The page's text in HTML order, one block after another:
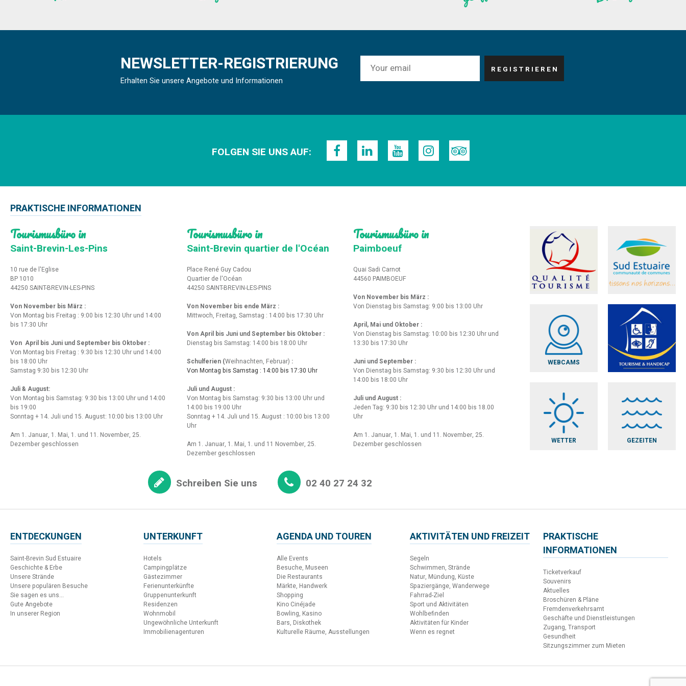
NEWSLETTER-REGISTRIERUNG
Erhalten Sie unsere Angebote und Informationen
FOLGEN SIE UNS AUF:
PRAKTISCHE INFORMATIONEN
Tourismusbüro in
Saint-Brevin-Les-Pins
10 rue de l'Eglise
BP 1010
44250 SAINT-BREVIN-LES-PINS
Von November bis März :
Von Montag bis Freitag : 9:00 bis 12:30 Uhr und 14:00
bis 17:30 Uhr
Von April bis Juni und September bis Oktober :
Von Montag bis Freitag : 9:30 bis 12:30 Uhr und 14:00
bis 18:00 Uhr
Samstag 9:30 bis 12:30 Uhr
Juli & August:
Von Montag bis Samstag: 9:30 bis 13:00 Uhr und 14:00
bis 19:00
Sonntag + 14. Juli und 15. August: 10:00 bis 13:00 Uhr
Am 1. Januar, 1. Mai, 1. und 11. November, 25.
Dezember geschlossen
Tourismusbüro in
Saint-Brevin quartier de l'Océan
Place René Guy Cadou
Quartier de l'Océan
44250 SAINT-BREVIN-LES-PINS
Von November bis ende März :
Mittwoch, Freitag, Samstag : 14:00 bis 17:30 Uhr
Von April bis Juni und September bis Oktober :
Dienstag bis Samstag: 14:00 bis 18:00 Uhr
Schulferien (Weihnachten, Februar) :
Von Montag bis Samstag : 14:00 bis 17:30 Uhr
Juli und August :
Von Montag bis Samstag: 9:30 bis 13:00 Uhr und
14:00 bis 19:00 Uhr
Sonntag + 14. Juli und 15. August : 10:00 bis 13:00
Uhr
Am 1. Januar, 1. Mai, 1. und 11 November, 25.
Dezember geschlossen
Tourismusbüro in
Paimboeuf
Quai Sadi Carnot
44560 PAIMBOEUF
Von November bis März :
Von Dienstag bis Samstag: 9:00 bis 13:00 Uhr
April, Mai und Oktober :
Von Dienstag bis Samstag: 10:00 bis 12:30 Uhr und
13:30 bis 17:30 Uhr
Juni und September :
Von Dienstag bis Samstag: 9:30 bis 12:30 Uhr und
14:00 bis 18:00 Uhr
Juli und August :
Jeden Tag: 9:30 bis 12:30 Uhr und 14:00 bis 18.00
Uhr
Am 1. Januar, 1. Mai, 1. und 11. November, 25.
Dezember geschlossen
WEBCAMS
WETTER GEZEITEN
Schreiben Sie uns 02 40 27 24 32
ENTDECKUNGEN
Saint-Brevin Sud Estuaire
Geschichte & Erbe
Unsere Strände
Unsere populären Besuche
Sie sagen es uns...
Gute Angebote
In unserer Region
UNTERKUNFT
Hotels
Campingplätze
Gästezimmer
Ferienunterkünfte
Gruppenunterkunft
Residenzen
Wohnmobil
Ungewöhnliche Unterkunft
Immobilienagenturen
AGENDA UND TOUREN
Alle Events
Besuche, Museen
Die Restaurants
Märkte, Handwerk
Shopping
Kino Cinéjade
Bowling, Kasino
Bars, Diskothek
Kulturelle Räume, Ausstellungen
AKTIVITÄTEN UND FREIZEIT
Segeln
Schwimmen, Strände
Natur, Mündung, Küste
Spaziergänge, Wanderwege
Fahrrad-Ziel
Sport und Aktivitäten
Wohlbefinden
Aktivitäten für Kinder
Wenn es regnet
PRAKTISCHE
INFORMATIONEN
Ticketverkauf
Souvenirs
Aktuelles
Broschüren & Pläne
Fremdenverkehrsamt
Geschäfte und Dienstleistungen
Zugang, Transport
Gesundheit
Sitzungszimmer zum Mieten